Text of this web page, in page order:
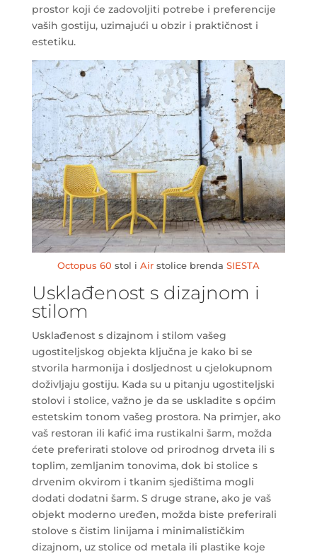
prostor koji će zadovoljiti potrebe i preferencije
vaših gostiju, uzimajući u obzir i praktičnost i
estetiku.
Octopus 60 stol i Airstolice brenda SIESTA
Usklađenost s dizajnom i
stilom
Usklađenost s dizajnom i stilom vašeg
ugostiteljskog objekta ključna je kako bi se
stvorila harmonija i dosljednost u cjelokupnom
doživljaju gostiju. Kada su u pitanju ugostiteljski
stolovi i stolice, važno je da se uskladite s općim
estetskim tonom vašeg prostora. Na primjer, ako
vaš restoran ili kafić ima rustikalni šarm, možda
ćete preferirati stolove od prirodnog drveta ili s
toplim, zemljanim tonovima, dok bi stolice s
drvenim okvirom i tkanim sjedištima mogli
dodati dodatni šarm. S druge strane, ako je vaš
objekt moderno uređen, možda biste preferirali
stolove s čistim linijama i minimalističkim
dizajnom, uz stolice od metala ili plastike koje